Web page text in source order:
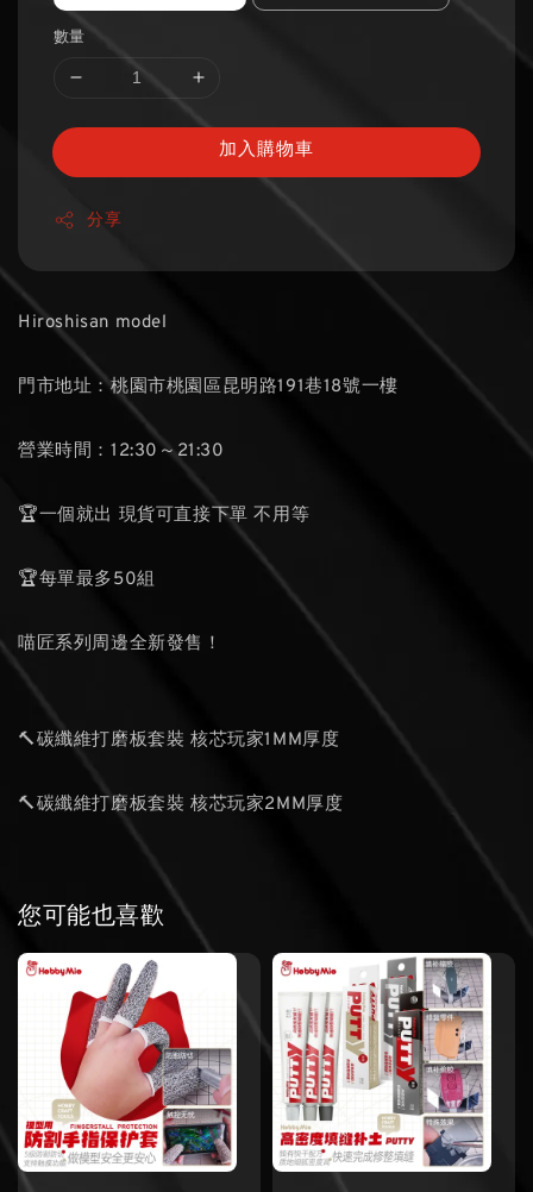
數量
加入購物車
分享
Hiroshisan model
門市地址：桃園市桃園區昆明路191巷18號一樓
營業時間：12:30～21:30
🏆一個就出 現貨可直接下單 不用等
🏆每單最多50組
喵匠系列周邊全新發售！
🔨碳纖維打磨板套裝 核芯玩家1MM厚度
🔨碳纖維打磨板套裝 核芯玩家2MM厚度
您可能也喜歡